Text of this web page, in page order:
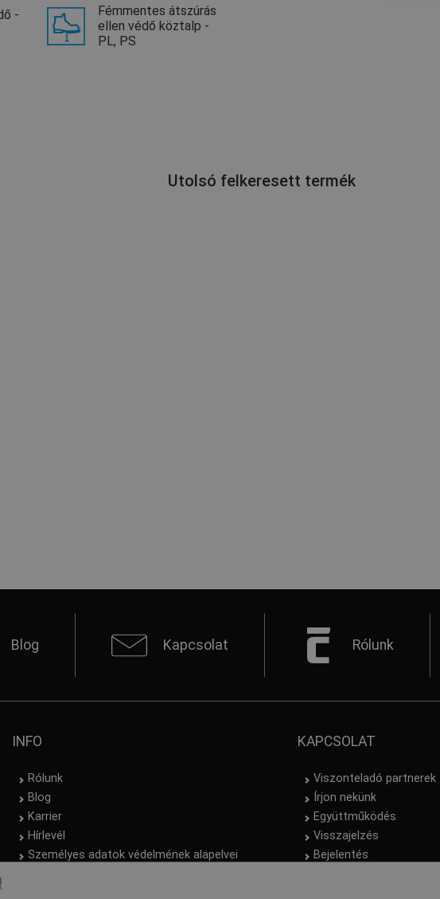
-
Fémmentes átszúrás
ellen védő köztalp -
PL, PS
Utolsó felkeresett termék
Blog Kapcsolat Rólunk
INFO
Rólunk
Blog
Karrier
Hírlevél
Személyes adatok védelmének alapelvei
KAPCSOLAT
Viszonteladó partnerek
Írjon nekünk
Együttműködés
Visszajelzés
Bejelentés